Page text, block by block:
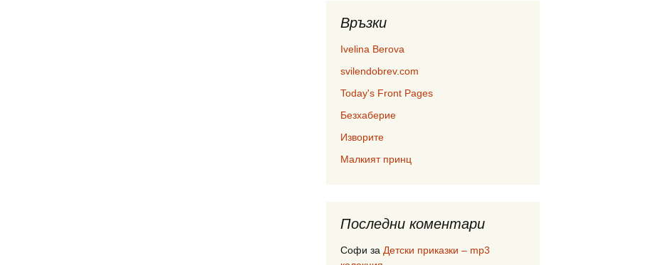
Връзки
Ivelina Berova
svilendobrev.com
Today's Front Pages
Безхаберие
Изворите
Малкият принц
Последни коментари
Софи за Детски приказки – mp3